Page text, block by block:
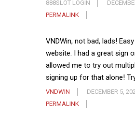
888SLOT LOGIN
PERMALINK
VNDWin, not bad, lads!
website. I had a great sign
allowed me to try out
signing up for that alone!
VNDWIN
DECEMBER 5,
PERMALINK